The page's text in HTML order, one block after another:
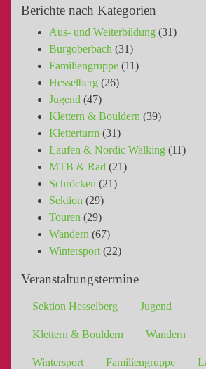
Berichte nach Kategorien
Aus- und Weiterbildung (31)
Burgoberbach (31)
Familiengruppe (11)
Hesselberg (26)
Jugend (47)
Klettern & Bouldern (39)
Kletterturm (31)
Laufen & Nordic Walking (11)
MTB & Rad (21)
Schröcken (21)
Sektion (29)
Touren (29)
Wandern (67)
Wintersport (22)
Veranstaltungstermine
Sektion Hesselberg Jugend
Klettern & Bouldern Wandern
Wintersport Familiengruppe